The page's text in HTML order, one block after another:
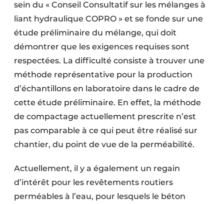
sein du « Conseil Consultatif sur les mélanges à
liant hydraulique COPRO » et se fonde sur une
étude préliminaire du mélange, qui doit
démontrer que les exigences requises sont
respectées. La difficulté consiste à trouver une
méthode représentative pour la production
d’échantillons en laboratoire dans le cadre de
cette étude préliminaire. En effet, la méthode
de compactage actuellement prescrite n’est
pas comparable à ce qui peut être réalisé sur
chantier, du point de vue de la perméabilité.
Actuellement, il y a également un regain
d’intérêt pour les revêtements routiers
perméables à l’eau, pour lesquels le béton